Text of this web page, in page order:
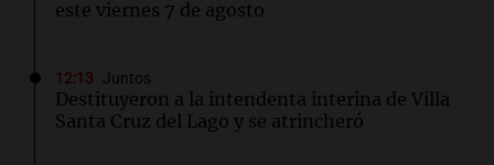
este viernes 7 de agosto
12:13 Juntos
Destituyeron a la intendenta interina de Villa
Santa Cruz del Lago y se atrincheró